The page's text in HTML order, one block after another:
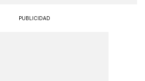
PUBLICIDAD